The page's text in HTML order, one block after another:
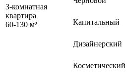
3-комнатная
квартира
60-130 м²
Капитальный
Дизайнерский
Косметический